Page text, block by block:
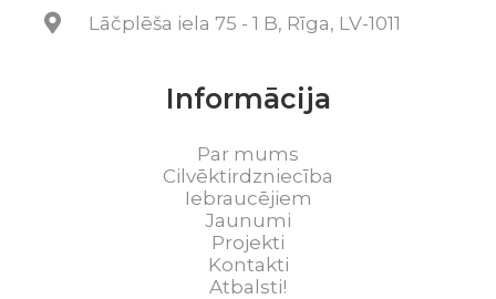
Lāčplēša iela 75 - 1 B, Rīga, LV-1011
Informācija
Par mums
Cilvēktirdzniecība
Iebraucējiem
Jaunumi
Projekti
Kontakti
Atbalsti!